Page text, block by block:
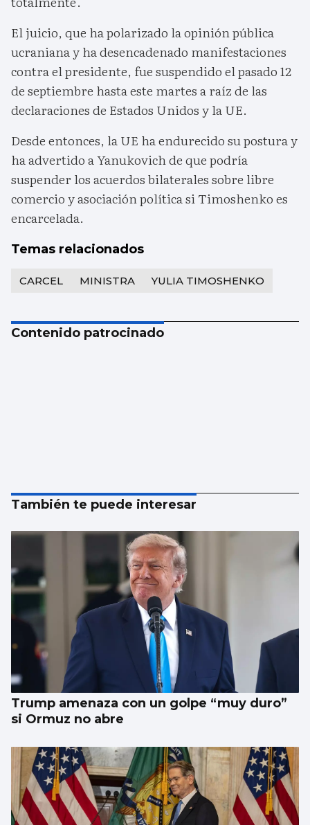
El juicio, que ha polarizado la opinión pública
ucraniana y ha desencadenado manifestaciones
contra el presidente, fue suspendido el pasado 12
de septiembre hasta este martes a raíz de las
declaraciones de Estados Unidos y la UE.
Desde entonces, la UE ha endurecido su postura y
ha advertido a Yanukovich de que podría
suspender los acuerdos bilaterales sobre libre
comercio y asociación política si Timoshenko es
encarcelada.
Temas relacionados
CARCEL MINISTRA YULIA TIMOSHENKO
Contenido patrocinado
También te puede interesar
Trump amenaza con un golpe “muy duro”
si Ormuz no abre